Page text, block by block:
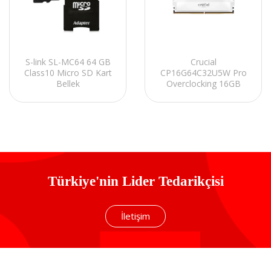
S-link SL-MC64 64 GB
Class10 Micro SD Kart
Bellek
Crucial
CP16G64C32U5W Pro
Overclocking 16GB
CL32 (16Gbit)
Türkiye'nin Lider Tedarikçisi
İletişim